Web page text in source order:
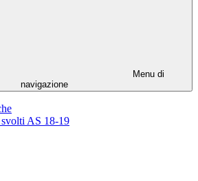
Menu di
navigazione
AS 18-19